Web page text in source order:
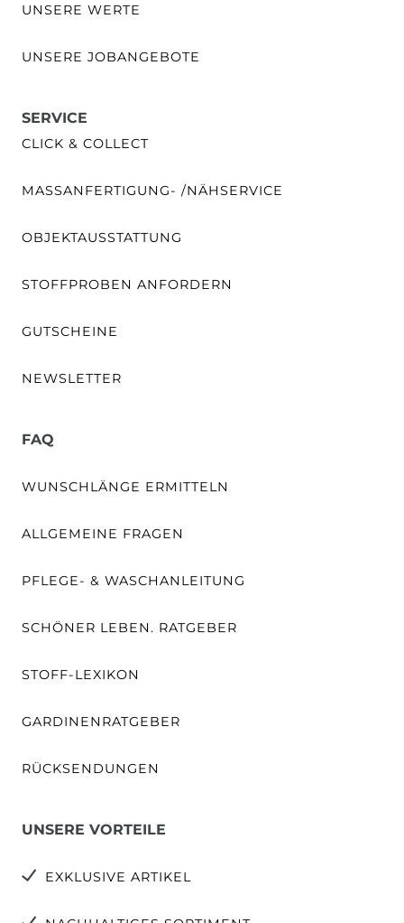
UNSERE WERTE
UNSERE JOBANGEBOTE
SERVICE
CLICK & COLLECT
MASSANFERTIGUNG- /NÄHSERVICE
OBJEKTAUSSTATTUNG
STOFFPROBEN ANFORDERN
GUTSCHEINE
NEWSLETTER
FAQ
WUNSCHLÄNGE ERMITTELN
ALLGEMEINE FRAGEN
PFLEGE- & WASCHANLEITUNG
SCHÖNER LEBEN. RATGEBER
STOFF-LEXIKON
GARDINENRATGEBER
RÜCKSENDUNGEN
UNSERE VORTEILE
EXKLUSIVE ARTIKEL